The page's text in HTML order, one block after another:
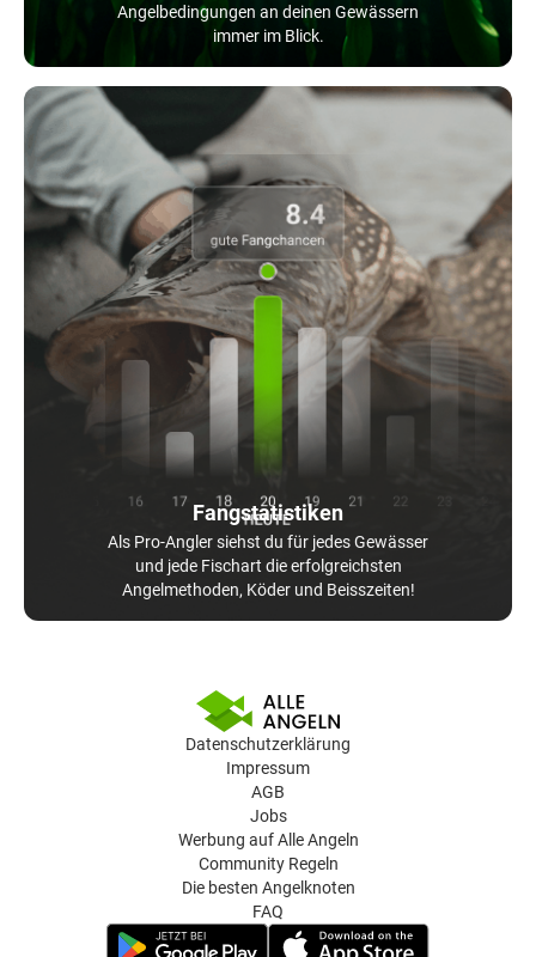
Angelbedingungen an deinen Gewässern
immer im Blick.
Fangstatistiken
Als Pro-Angler siehst du für jedes Gewässer
und jede Fischart die erfolgreichsten
Angelmethoden, Köder und Beisszeiten!
Datenschutzerklärung
Impressum
AGB
Jobs
Werbung auf Alle Angeln
Community Regeln
Die besten Angelknoten
FAQ